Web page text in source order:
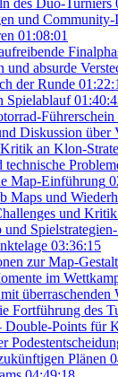
des Duo-Turniers
und Community-
01:08:01
absurde
der Runde
Spielablauf
Führerschein
Diskussion über
an Klon-
Map-Einführung
Maps und
und
03:36:15
zur Map-
im
überraschenden
Fortführung des
Double-Points für
Plänen